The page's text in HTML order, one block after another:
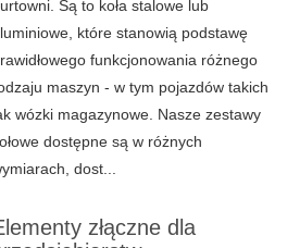
Są to koła stalowe lub
które stanowią podstawę
funkcjonowania różnego
maszyn - w tym pojazdów takich
wózki magazynowe. Nasze zestawy
dostępne są w różnych
dost...
złączne dla